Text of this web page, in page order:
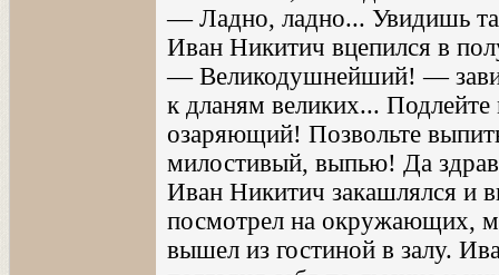
— Ладно, ладно... Увидишь
Иван Никитич вцепился в
— Великодушнейший! —
к дланям великих... Подлейте
озаряющий! Позвольте
милостивый, выпью! Да
Иван Никитич закашлялся и
посмотрел на окружающих,
вышел из гостиной в залу.